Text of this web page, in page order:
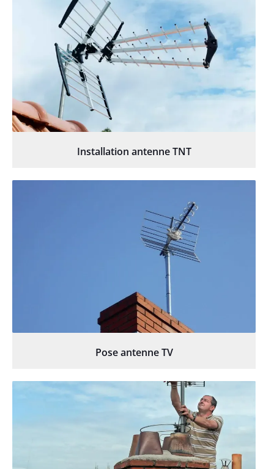
Installation antenne TNT
Pose antenne TV